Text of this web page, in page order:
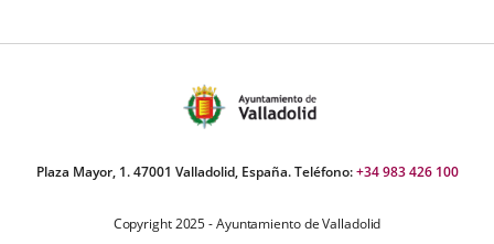
Plaza Mayor, 1. 47001 Valladolid, España. Teléfono:+34 983 426 100
Copyright 2025 - Ayuntamiento de Valladolid